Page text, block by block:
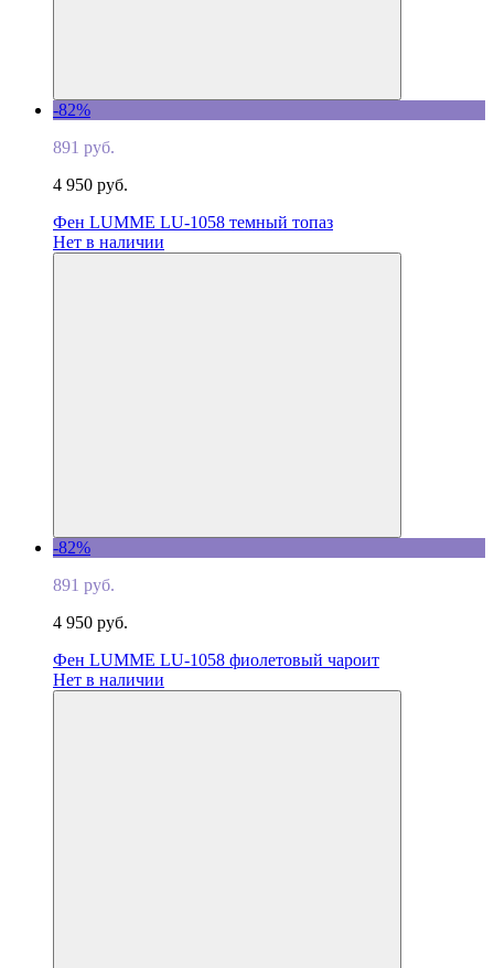
-82%
891 руб.
4 950 руб.
Фен LUMME LU-1058 темный топаз
Нет в наличии
-82%
891 руб.
4 950 руб.
Фен LUMME LU-1058 фиолетовый чароит
Нет в наличии